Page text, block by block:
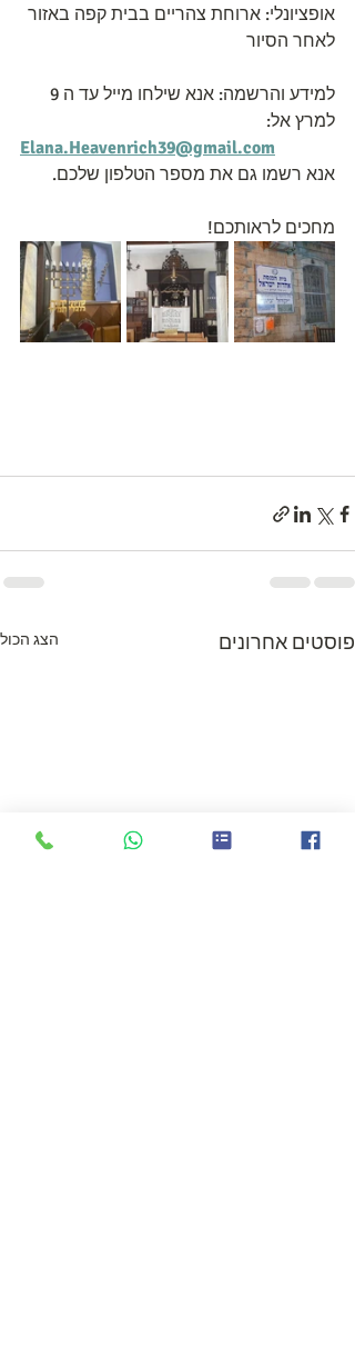
אופציונלי: ארוחת צהריים בבית קפה באזור
לאחר הסיור
למרץ אל:
Elana.Heavenrich39@gmail.com
אנא רשמו גם את מספר הטלפון שלכם.
מחכים לראותכם!
פוסטים אחרונים הצג הכול